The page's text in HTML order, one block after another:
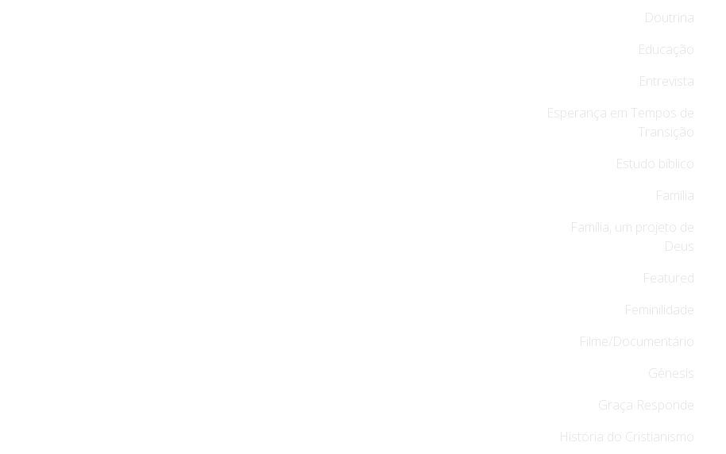
Doutrina
Educação
Entrevista
Esperança em Tempos de
Transição
Estudo bíblico
Família
Família, um projeto de
Deus
Featured
Feminilidade
Filme/Documentário
Gênesis
Graça Responde
História do Cristianismo